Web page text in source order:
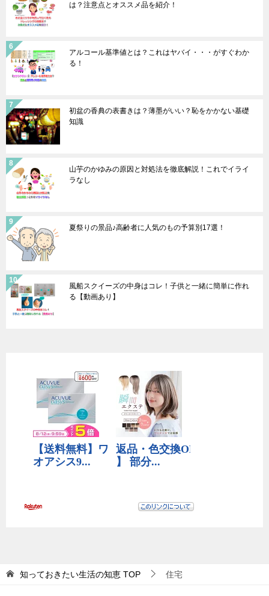
は？注意点とオススメ品を紹介！
アルコール基準値とは？これはヤバイ・・・がすぐわか
る！
初盆の香典の表書きは？薄墨がいい？恥をかかない基礎
知識
山芋のかゆみの原因と対処法を徹底解説！これでイライ
ラなし
夏祭りの景品♪高齢者に人気のもの予算別17選！
風船スクイーズの中身はコレ！子供と一緒に簡単に作れ
る【動画あり】
知っておきたい生活の知恵 TOP 住宅